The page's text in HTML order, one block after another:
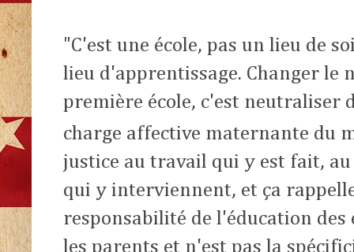
"C'est une école, pas un lieu de
lieu d'apprentissage. Changer le
première école, c'est neutraliser
charge affective maternante du
justice au travail qui y est fait,
qui y interviennent, et ça
responsabilité de l'éducation
les parents et n'est pas la